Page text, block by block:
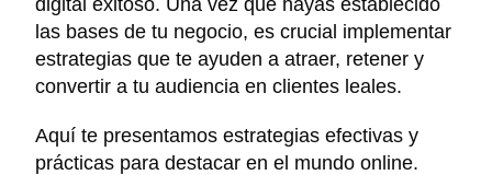
las bases de tu negocio, es crucial implementar
estrategias que te ayuden a atraer, retener y
convertir a tu audiencia en clientes leales.
Aquí te presentamos estrategias efectivas y
prácticas para destacar en el mundo online.